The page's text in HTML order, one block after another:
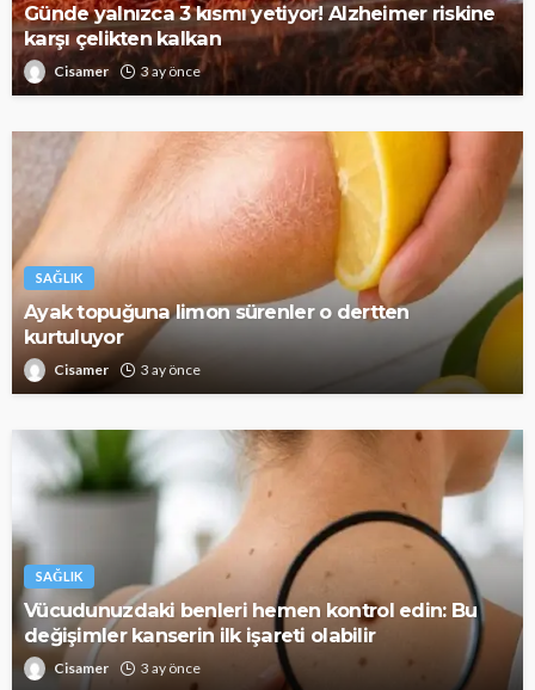
Günde yalnızca 3 kısmı yetiyor! Alzheimer riskine
karşı çelikten kalkan
Cisamer 3 ay önce
SAĞLIK
Ayak topuğuna limon sürenler o dertten
kurtuluyor
Cisamer 3 ay önce
SAĞLIK
Vücudunuzdaki benleri hemen kontrol edin: Bu
değişimler kanserin ilk işareti olabilir
Cisamer 3 ay önce